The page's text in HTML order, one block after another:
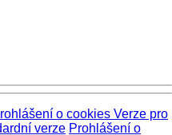
o cookies Verze pro
verze Prohlášení o